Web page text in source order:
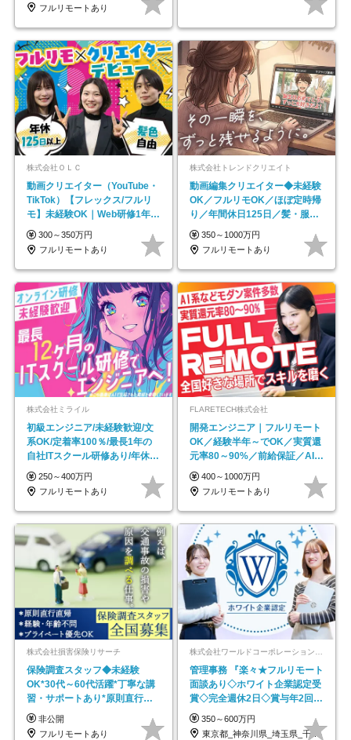
フルリモートあり
株式会社ＯＬＣ
動画クリエイター（YouTube・
TikTok）【フレックス/フルリ
モ】未経験OK｜Web研修1年間
｜副業OK
300～350万円
フルリモートあり
株式会社トレンドクリエイト
動画編集クリエイター◆未経験
OK／フルリモOK／ほぼ定時帰
り／年間休日125日／髪・服・
ネイル自由／副業OK
350～1000万円
フルリモートあり
株式会社ミライル
初級エンジニア/未経験歓迎/文
系OK/定着率100％/最長1年の
自社ITスクール研修あり/年休
130日
250～400万円
フルリモートあり
FLARETECH株式会社
開発エンジニア｜フルリモート
OK／経験半年～でOK／実質還
元率80～90%／前給保証／AI系
など最先端案件多数
400～1000万円
フルリモートあり
株式会社損害保険リサーチ
保険調査スタッフ◆未経験
OK*30代～60代活躍*丁寧な講
習・サポートあり*原則直行直
帰／全国募集・業務委託
非公開
フルリモートあり
管理事務 『楽々★フルリモート
面談あり◇ホワイト企業認定受
賞◇完全週休2日◇賞与年2回
/p13
350～600万円
東京都_神奈川県_埼玉県_千葉県_大阪府…